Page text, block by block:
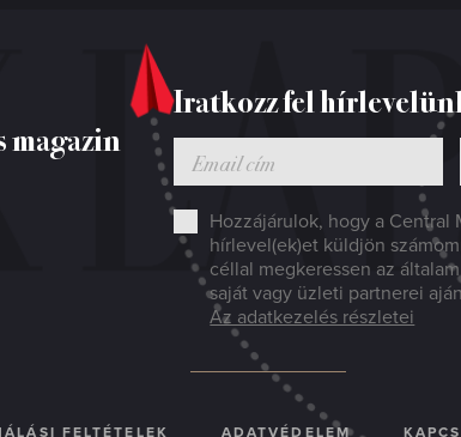
Iratkozz fel
Hozzájárulok, hogy a Central
hírlevel(ek)et küldjön
céllal megkeressen az
saját vagy üzleti partnerei
Az adatkezelés részletei
FELTÉTELEK ADATVÉDELEM